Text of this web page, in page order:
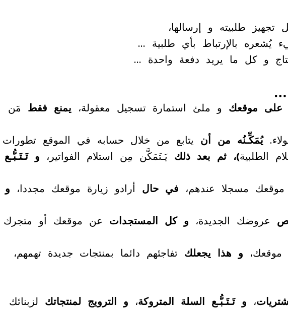
طلبيته و إرسالها،
بالإرتباط بأي طلبية …
و كل ما يريد دفعة واحدة …
…
على موقعك و ملئ استمارة تسجيل معقولة، يمنع فقط مَن
يُمَكِّـنُه من أن يتابع من خلال حسابه في الموقع تطورات
الطلبية)، ثم بعد ذلك يَـتَمَكَّن مِن استلام الفواتير، و تَـتَـبُّـع
موقعك مسجلا عندهم، في حال أرادو زيارة موقعك مجددا، و
عروضك الجديدة، و كل المستجدات عن موقعك أو متجرك
و هذا يجعلك تفاجئهم دائما بمنتجات جديدة تهمهم،
، و تَـتَـبُّـع السلة المتروكة، و الترويج لمنتجاتك لزبنائك